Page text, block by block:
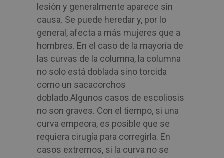
lesión y generalmente aparece sin
causa. Se puede heredar y, por lo
general, afecta a más mujeres que a
hombres. En el caso de la mayoría de
las curvas de la columna, la columna
no solo está doblada sino torcida
como un sacacorchos
doblado.Algunos casos de escoliosis
no son graves. Con el tiempo, si una
curva empeora, es posible que se
requiera cirugía para corregirla. En
casos extremos, si la curva no se